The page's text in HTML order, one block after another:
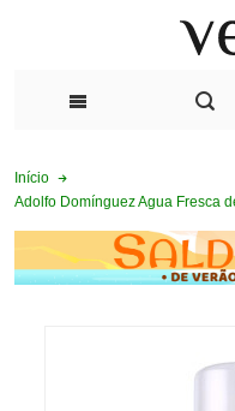
Início
Adolfo Domínguez Agua Fresca